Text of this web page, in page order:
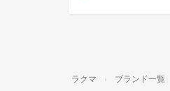
ラクマ ブランド一覧